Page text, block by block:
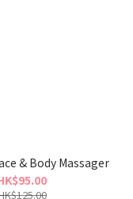
& Body Massager